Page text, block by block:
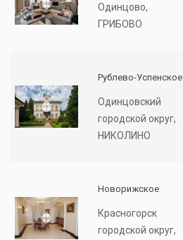
Одинцово,
ГРИБОВО
Рублево-Успенское
Одинцовский
городской округ,
НИКОЛИНО
Новорижское
Красногорск
городской округ,